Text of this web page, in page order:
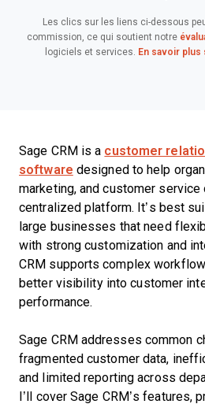
Les clics sur les liens ci-dessous
commission, ce qui soutient notre
logiciels et services. En savoir
Sage CRM is a customer
software designed to help
marketing, and customer service
centralized platform. It’s best
large businesses that need
with strong customization and
CRM supports complex
better visibility into customer
performance.
Sage CRM addresses common
fragmented customer data,
and limited reporting across
I’ll cover Sage CRM’s features,